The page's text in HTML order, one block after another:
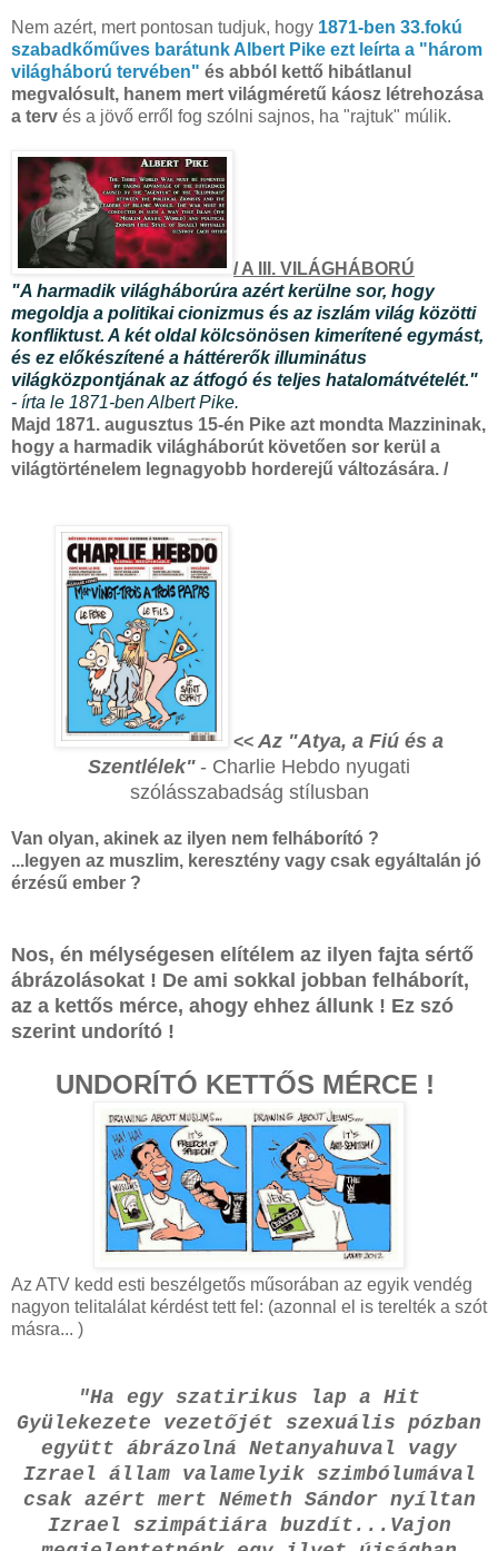
Nem azért, mert pontosan tudjuk, hogy 1871-ben 33.fokú
szabadkőműves barátunk Albert Pike ezt leírta a "három
világháború tervében" és abból kettő hibátlanul
megvalósult, hanem mert világméretű káosz létrehozása
a terv és a jövő erről fog szólni sajnos, ha "rajtuk" múlik.
/ A III. VILÁGHÁBORÚ
"A harmadik világháborúra azért kerülne sor, hogy
megoldja a politikai cionizmus és az iszlám világ közötti
konfliktust. A két oldal kölcsönösen kimerítené egymást,
és ez előkészítené a háttérerők illuminátus
világközpontjának az átfogó és teljes hatalomátvételét."
- írta le 1871-ben Albert Pike.
Majd 1871. augusztus 15-én Pike azt mondta Mazzininak,
hogy a harmadik világháborút követően sor kerül a
világtörténelem legnagyobb horderejű változására. /
<< Az "Atya, a Fiú és a
Szentlélek" - Charlie Hebdo nyugati
szólásszabadság stílusban
Van olyan, akinek az ilyen nem felháborító ?
...legyen az muszlim, keresztény vagy csak egyáltalán jó
érzésű ember ?
Nos, én mélységesen elítélem az ilyen fajta sértő
ábrázolásokat ! De ami sokkal jobban felháborít,
az a kettős mérce, ahogy ehhez állunk ! Ez szó
szerint undorító !
UNDORÍTÓ KETTŐS MÉRCE !
Az ATV kedd esti beszélgetős műsorában az egyik vendég
nagyon telitalálat kérdést tett fel: (azonnal el is terelték a szót
másra... )
"Ha egy szatirikus lap a Hit
Gyülekezete vezetőjét szexuális pózban
együtt ábrázolná Netanyahuval vagy
Izrael állam valamelyik szimbólumával
csak azért mert Németh Sándor nyíltan
Izrael szimpátiára buzdít...Vajon